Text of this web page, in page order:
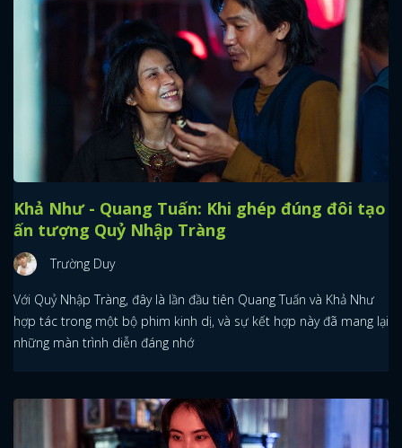
Khả Như - Quang Tuấn: Khi ghép đúng đôi tạo
ấn tượng Quỷ Nhập Tràng
Trường Duy
Với Quỷ Nhập Tràng, đây là lần đầu tiên Quang Tuấn và Khả Như
hợp tác trong một bộ phim kinh dị, và sự kết hợp này đã mang lại
những màn trình diễn đáng nhớ